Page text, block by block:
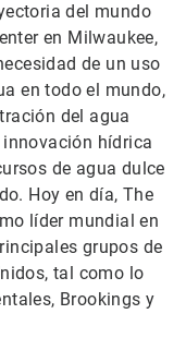
del mundo
en Milwaukee,
de un uso
en todo el mundo,
del agua
hídrica
de agua dulce
Hoy en día, The
líder mundial en
grupos de
tal como lo
Brookings y